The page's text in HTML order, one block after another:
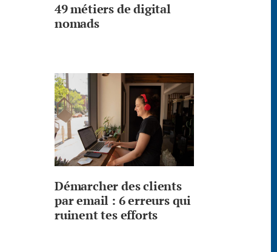
49 métiers de digital
nomads
Démarcher des clients
par email : 6 erreurs qui
ruinent tes efforts